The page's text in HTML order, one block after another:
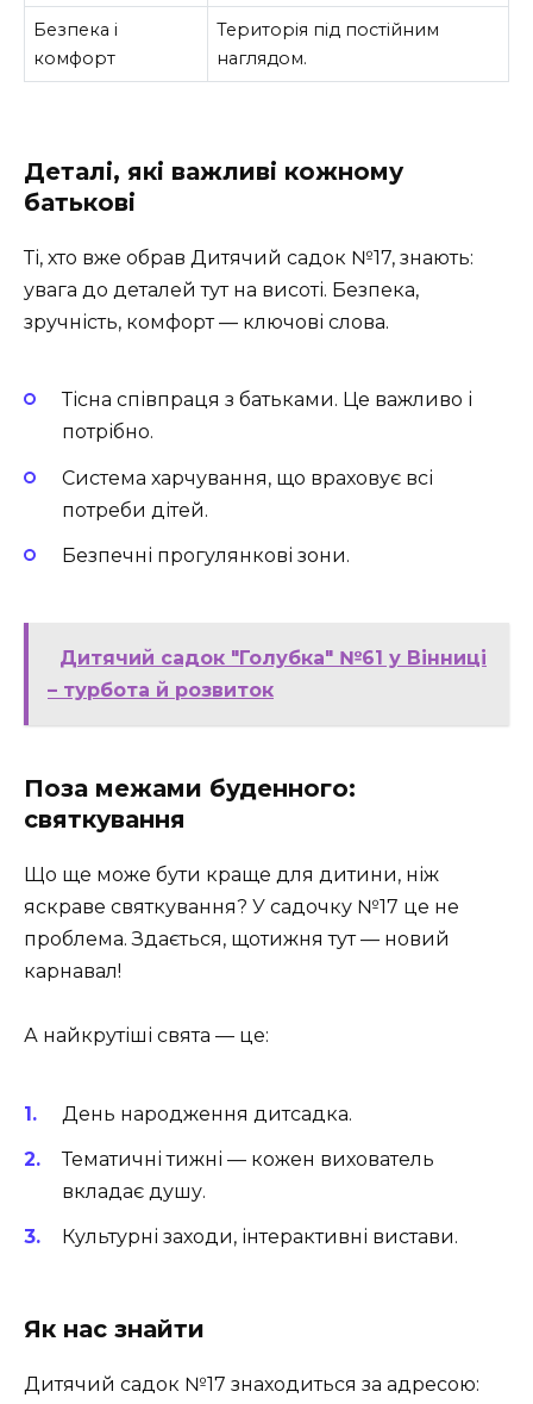
Безпека і
комфорт
Територія під постійним
наглядом.
Деталі, які важливі кожному
батькові
Ті, хто вже обрав Дитячий садок №17, знають:
увага до деталей тут на висоті. Безпека,
зручність, комфорт — ключові слова.
Тісна співпраця з батьками. Це важливо і
потрібно.
Система харчування, що враховує всі
потреби дітей.
Безпечні прогулянкові зони.
Дитячий садок "Голубка" №61 у Вінниці
– турбота й розвиток
Поза межами буденного:
святкування
Що ще може бути краще для дитини, ніж
яскраве святкування? У садочку №17 це не
проблема. Здається, щотижня тут — новий
карнавал!
А найкрутіші свята — це:
День народження дитсадка.
Тематичні тижні — кожен вихователь
вкладає душу.
Культурні заходи, інтерактивні вистави.
Як нас знайти
Дитячий садок №17 знаходиться за адресою: